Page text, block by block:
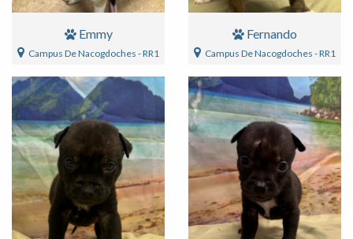
Emmy
Campus De Nacogdoches - RR1
Fernando
Campus De Nacogdoches - RR1